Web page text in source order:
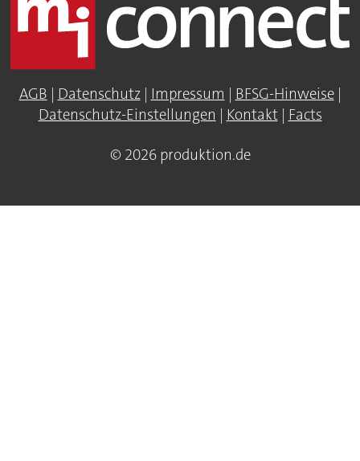
AGB | Datenschutz| Impressum | BFSG-Hinweise|
Datenschutz-Einstellungen | Kontakt| Facts
© 2026 produktion.de